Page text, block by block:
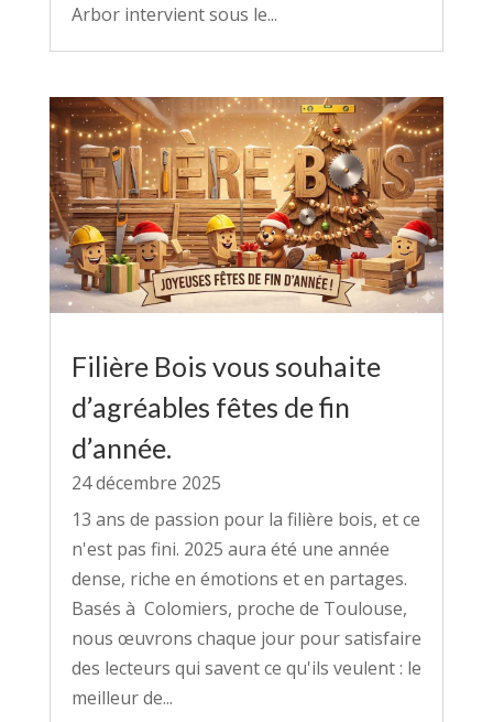
Arbor intervient sous le...
Filière Bois vous souhaite
d’agréables fêtes de fin
d’année.
24 décembre 2025
13 ans de passion pour la filière bois, et ce
n'est pas fini. 2025 aura été une année
dense, riche en émotions et en partages.
Basés à Colomiers, proche de Toulouse,
nous œuvrons chaque jour pour satisfaire
des lecteurs qui savent ce qu'ils veulent : le
meilleur de...